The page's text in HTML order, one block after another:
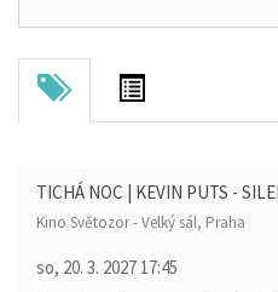
TICHÁ NOC | KEVIN PUTS -
Kino Světozor - Velký sál, Praha
so, 20. 3. 2027 17:45